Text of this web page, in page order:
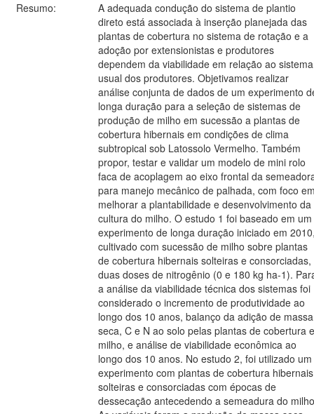
Resumo:
A adequada condução do sistema de plantio
direto está associada à inserção planejada das
plantas de cobertura no sistema de rotação e a
adoção por extensionistas e produtores
dependem da viabilidade em relação ao sistema
usual dos produtores. Objetivamos realizar
análise conjunta de dados de um experimento
longa duração para a seleção de sistemas de
produção de milho em sucessão a plantas de
cobertura hibernais em condições de clima
subtropical sob Latossolo Vermelho. Também
propor, testar e validar um modelo de mini rolo
faca de acoplagem ao eixo frontal da
para manejo mecânico de palhada, com foco
melhorar a plantabilidade e desenvolvimento da
cultura do milho. O estudo 1 foi baseado em um
experimento de longa duração iniciado em
cultivado com sucessão de milho sobre plantas
de cobertura hibernais solteiras e consorciadas,
duas doses de nitrogênio (0 e 180 kg ha-1).
a análise da viabilidade técnica dos sistemas foi
considerado o incremento de produtividade ao
longo dos 10 anos, balanço da adição de massa
seca, C e N ao solo pelas plantas de cobertura e
milho, e análise de viabilidade econômica ao
longo dos 10 anos. No estudo 2, foi utilizado um
experimento com plantas de cobertura hibernais
solteiras e consorciadas com épocas de
dessecação antecedendo a semeadura do